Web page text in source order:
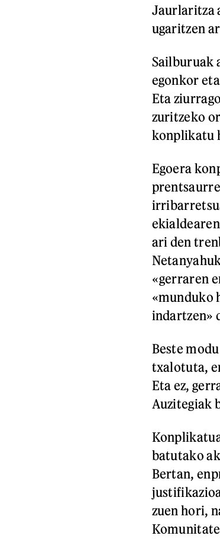
Jaurlaritza
ugaritzen
Sailburuak
egonkor
Eta
zuritzeko
konplikatu
Egoera
ari den
«gerraren
«munduko
indartzen»
Beste
txalotuta,
Eta ez,
Auzitegiak
batutako
Bertan,
zuen hori,